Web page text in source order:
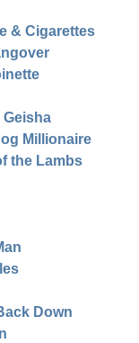
& Cigarettes
Millionaire
the Lambs
Down